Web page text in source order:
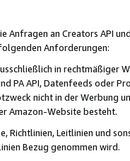
Anfragen an Creators API
Anforderungen:
in rechtmäßiger
PA API, Datenfeeds oder
nicht in der Werbung
Amazon-Website besteht.
Richtlinien, Leitlinien und
Bezug genommen wird.